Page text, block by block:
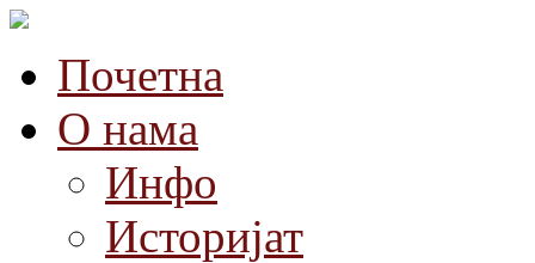
Почетна
О нама
Инфо
Историјат